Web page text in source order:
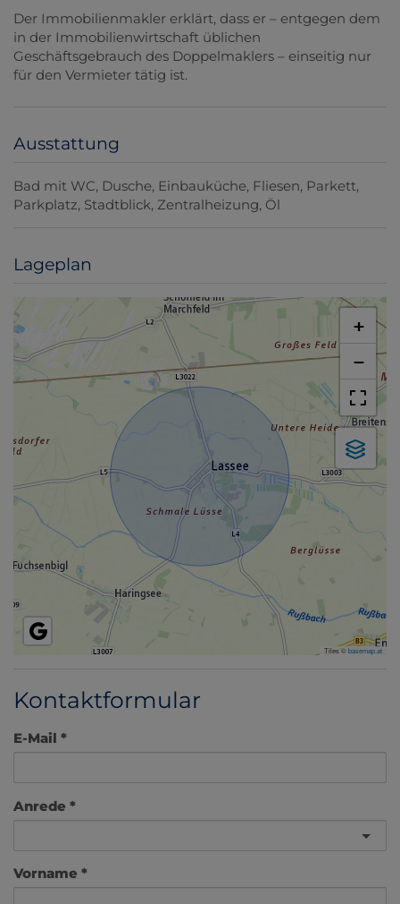
Der Immobilienmakler erklärt, dass er – entgegen dem
in der Immobilienwirtschaft üblichen
Geschäftsgebrauch des Doppelmaklers – einseitig nur
für den Vermieter tätig ist.
Ausstattung
Bad mit WC Dusche Einbauküche Fliesen Parkett
Parkplatz Stadtblick Zentralheizung Öl
Lageplan
+
−
Tiles ©basemap.at
Kontaktformular
E-Mail
Anrede
Vorname